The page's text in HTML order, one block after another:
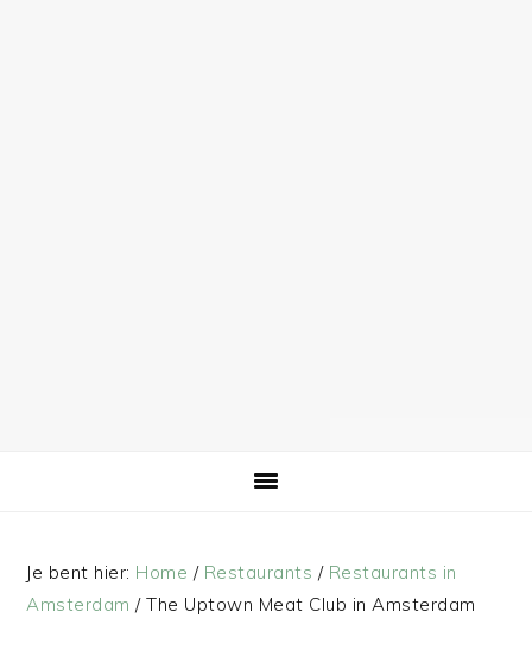
Je bent hier: Home / Restaurants / Restaurants in
Amsterdam /The Uptown Meat Club in Amsterdam